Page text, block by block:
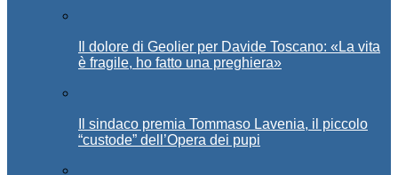
Il dolore di Geolier per Davide Toscano: «La vita
è fragile, ho fatto una preghiera»
Il sindaco premia Tommaso Lavenia, il piccolo
“custode” dell’Opera dei pupi